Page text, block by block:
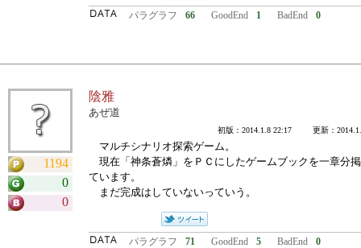
パラグラフ 66 GoodEnd 1 BadEnd 0
1194
0
0
陰雅
あぜ道
初版：2014.1.8 22:17 更新：
マルチシナリオ探索ゲーム。
現在「神条蒼燐」をＰＣにしたゲームブックを一章分
ています。
まだ完成はしていないっていう。
パラグラフ 71 GoodEnd 5 BadEnd 0